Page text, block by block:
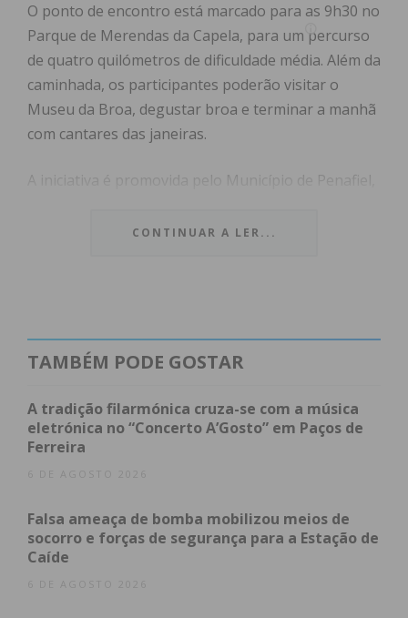
O ponto de encontro está marcado para as 9h30 no
Parque de Merendas da Capela, para um percurso
de quatro quilómetros de dificuldade média. Além da
caminhada, os participantes poderão visitar o
Museu da Broa, degustar broa e terminar a manhã
com cantares das janeiras.
A iniciativa é promovida pelo Município de Penafiel,
Assine nossa newsletter por e-mail e
atualizada.
Eu li e concordo com ostermos e
CONTINUAR A LER...
TAMBÉM PODE GOSTAR
A tradição filarmónica cruza-se com a música
eletrónica no “Concerto A’Gosto” em Paços de
Ferreira
6 DE AGOSTO 2026
Falsa ameaça de bomba mobilizou meios de
socorro e forças de segurança para a Estação de
Caíde
6 DE AGOSTO 2026